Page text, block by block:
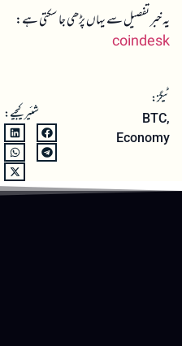
یہ خبر تفصیل سے یہاں پڑھی جا سکتی ہے:
coindesk
ٹیگز:
BTC,
Economy
شئیر کیجیے: